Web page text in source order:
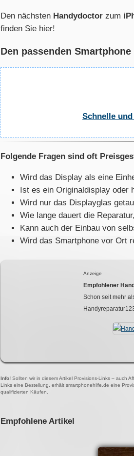
Den nächsten Handydoctor zum
finden Sie hier!
Den passenden
Schnelle
Folgende Fragen sind oft
Wird das Display als eine
Ist es ein Originaldisplay oder
Wird nur das Displayglas
Wie lange dauert die
Kann auch der Einbau von
Wird das Smartphone vor Ort
Anzeige
Empfohlener
Schon seit mehr
Info! Sollten wir in diesem Artikel Provisions-Links – auch
Links eine Bestellung, erhält smartphonehilfe.de eine
qualifizierten Käufen.
Empfohlene Artikel